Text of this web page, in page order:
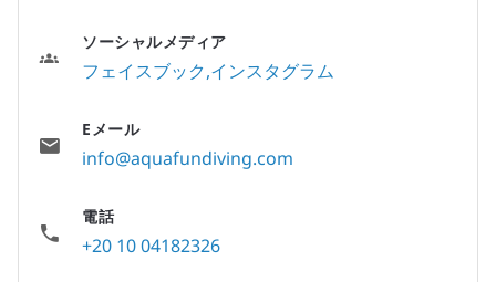
ソーシャルメディア
フェイスブック インスタグラム
Eメール
info@aquafundiving.com
電話
+20 10 04182326